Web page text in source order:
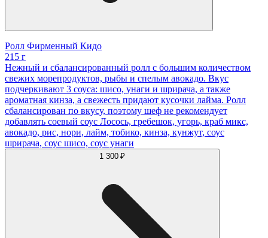
Ролл Фирменный Кидо
215 г
Нежный и сбалансированный ролл с большим количеством
свежих морепродуктов, рыбы и спелым авокадо. Вкус
подчеркивают 3 соуса: шисо, унаги и шрирача, а также
ароматная кинза, а свежесть придают кусочки лайма. Ролл
сбалансирован по вкусу, поэтому шеф не рекомендует
добавлять соевый соус Лосось, гребешок, угорь, краб микс,
авокадо, рис, нори, лайм, тобико, кинза, кунжут, соус
шрирача, соус шисо, соус унаги
1 300 ₽